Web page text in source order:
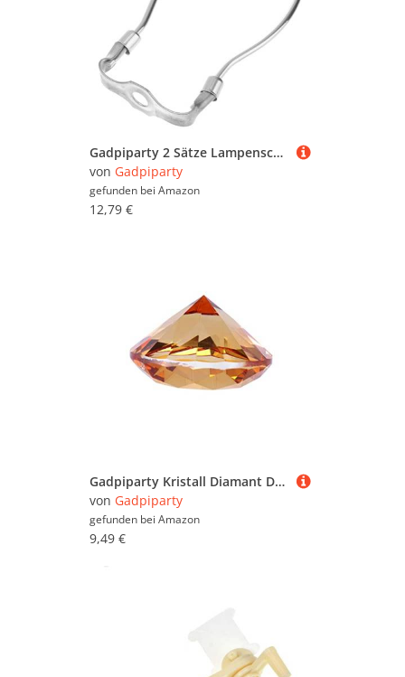
Gadpiparty 2 Sätze Lampenschirmhalter verchromt Lampenschirmhalterung für Tischlampe DIY Lampenhalter Metalllampenhalter Reparaturteile für Lampenschirme
von Gadpiparty
gefunden bei Amazon
12,79 €
Gadpiparty Kristall Diamant Dekoration Kunstdiamant Hochzeitsdeko Wohnaccessoire für Romantische Feier und Partygestaltung
von Gadpiparty
gefunden bei Amazon
9,49 €